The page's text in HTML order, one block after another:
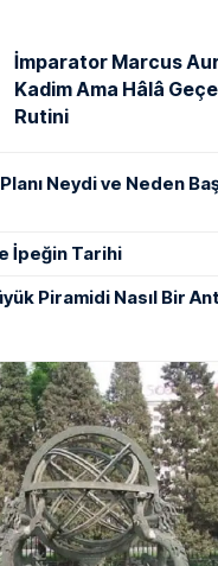
İmparator Marcus
Kadim Ama Hâlâ
Rutini
Neydi ve Neden
İpeğin Tarihi
Piramidi Nasıl Bir